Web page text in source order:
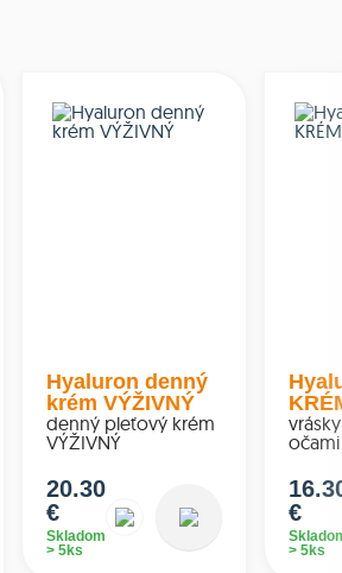
Hyaluron denný
krém VÝŽIVNÝ
denný pleťový krém
VÝŽIVNÝ
20.30
€
Skladom
> 5ks
očami
€
> 5ks